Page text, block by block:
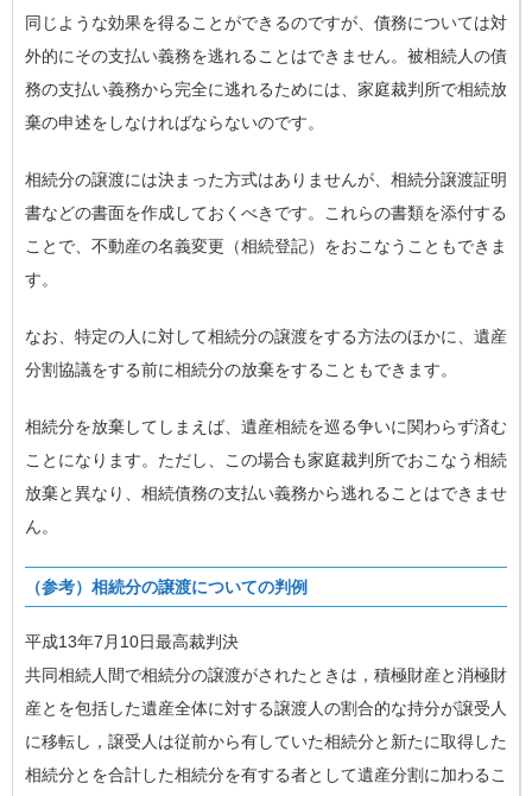
同じような効果を得ることができるのですが、 債務については対
外的にその支払い義務を逃れることはできません。被相続人の債
務の支払い義務から完全に逃れるためには、家庭裁判所で相続放
棄の申述をしなければならないのです。
相続分の譲渡には決まった方式はありませんが、相続分譲渡証明
書などの書面を作成しておくべきです。これらの書類を添付する
ことで、不動産の名義変更（相続登記）をおこなうこともできま
す。
なお、特定の人に対して相続分の譲渡をする方法のほかに、遺産
分割協議をする前に相続分の放棄をすることもできます。
相続分を放棄してしまえば、遺産相続を巡る争いに関わらず済む
ことになります。ただし、この場合も家庭裁判所でおこなう相続
放棄と異なり、相続債務の支払い義務から逃れることはできませ
ん。
（参考）相続分の譲渡についての判例
平成13年7月10日最高裁判決
共同相続人間で相続分の譲渡がされたときは，積極財産と消極財
産とを包括した遺産全体に対する譲渡人の割合的な持分が譲受人
に移転し，譲受人は従前から有していた相続分と新たに取得した
相続分とを合計した相続分を有する者として遺産分割に加わるこ